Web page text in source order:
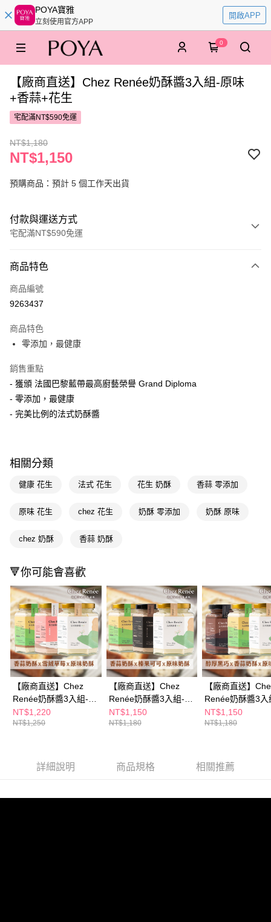
POYA寶雅
立刻使用官方APP
開啟APP
0
【廠商直送】Chez Renée奶酥醬3入組-原味
+香蒜+花生
宅配滿NT$590免運
NT$1,180
NT$1,150
預購商品：預計 5 個工作天出貨
付款與運送方式
宅配滿NT$590免運
POYA支付
信用卡一次付款
Apple Pay
街口支付
悠遊付
Google Pay
【關於「AFTEE先享後付」】
AFTEE先享後付是「在收到商品之後才付款」的支付方式。 讓您購物簡單
便利好安心！
３．安心：先確認商品／服務後，再付款。
【「AFTEE先享後付」結帳流程】
２．訂單成立數日內，您將收到繳費通知簡訊。
３．收到繳費通知簡訊後14天內，點擊此簡訊中的連結，可透過四大超商／
ATM／網路銀行／等多元方式進行付款，方視為交易完成。
※ 請注意：結帳手續完成當下不需立刻繳費，但若您需要取消訂單，請聯絡
購買商品的店家。未經商家同意取消之訂單仍視為有效，需透過AFTEE先享
後付繳納相關費用。
※ 交易是否成功請以「AFTEE先享後付 」之結帳頁面顯示為準，若有關於
是否繳費成功／繳費後需取消欲退款等相關疑問，請聯繫「AFTEE先享後付
客戶支援中心」https://netprotections.freshdesk.com/support/home
【注意事項】
１．透過由恩沛科技股份有限公司提供之「AFTEE先享後付」服務完成之交
易，需依本服務之必要範圍內提供個人資料，並將交易相關給付款項請求債
權轉讓予恩沛科技股份有限公司。
２．關於個人資料處理事宜，請瀏覽以下網址：
請求用戶進行身份認證。
每筆NT$100，滿NT$590(含以上)免運費
商品特色
商品編號
9263437
商品特色
零添加，最健康
銷售重點
- 獲頒 法國巴黎藍帶最高廚藝榮譽 Grand Diploma
- 零添加，最健康
- 完美比例的法式奶酥醬
相關分類
健康 花生 法式 花生 花生 奶酥 香蒜 零添加
原味 花生 chez 花生 奶酥 零添加 奶酥 原味
chez 奶酥 香蒜 奶酥
🔻你可能會喜歡
【廠商直送】Chez
Renée奶酥醬3入組-原
味+香蒜+草莓
NT$1,220
NT$1,250
【廠商直送】Chez
Renée奶酥醬3入組-原
味+香蒜+榛果
NT$1,150
NT$1,180
【廠商直送】
Renée奶酥醬3入
味+黑巧+香蒜
NT$1,150
NT$1,180
詳細說明 商品規格 相關推薦